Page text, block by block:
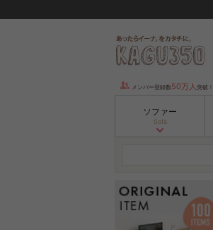
メンバー登録数 50万人 突破！
ソファー
Sofa